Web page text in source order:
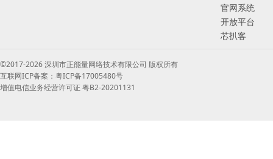
官网系统
开放平台
芯扒客
©2017-2026 深圳市正能量网络技术有限公司 版权所有
互联网ICP备案：粤ICP备17005480号
增值电信业务经营许可证 粤B2-20201131